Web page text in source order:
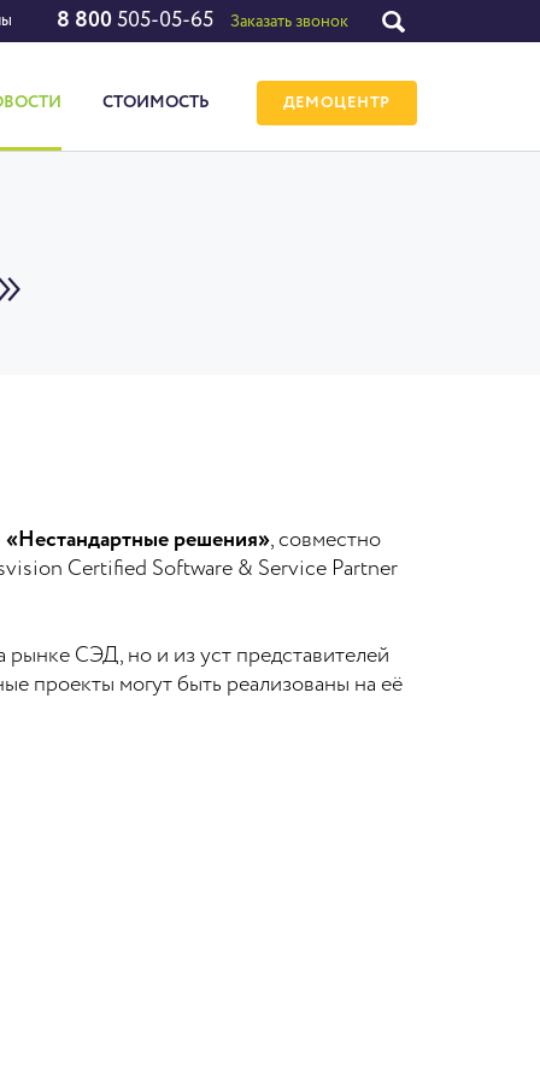
8 800 505-05-65 Заказать звонок
СТОИМОСТЬ ДЕМОЦЕНТР
«Нестандартные решения», совместно
Certified Software & Service Partner
СЭД, но и из уст представителей
проекты могут быть реализованы на её